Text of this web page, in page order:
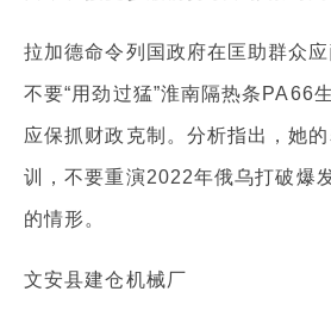
拉加德命令列国政府在匡助群众
不要“用劲过猛”淮南隔热条PA66
应保抓财政克制。分析指出，她
训，不要重演2022年俄乌打破爆
的情形。
文安县建仓机械厂